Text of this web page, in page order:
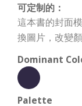
可定制的：
這本書的封面
換圖片，改變
Dominant
Palette